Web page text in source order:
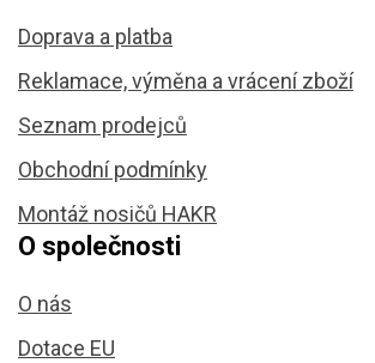
Doprava a platba
Reklamace, výměna a vrácení zboží
Seznam prodejců
Obchodní podmínky
Montáž nosičů HAKR
O společnosti
O nás
Dotace EU